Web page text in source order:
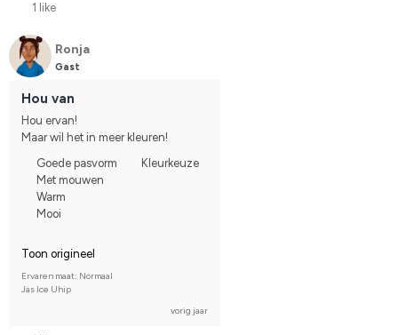
1 like
Ronja
Gast
Hou van
Hou ervan!
Maar wil het in meer kleuren!
Goede pasvorm
Met mouwen
Warm
Mooi
Kleurkeuze
Toon origineel
Ervaren maat: Normaal
Jas Ice Uhip
vorig jaar